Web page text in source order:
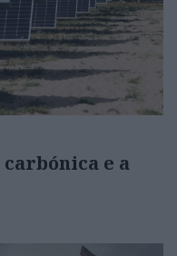
e a